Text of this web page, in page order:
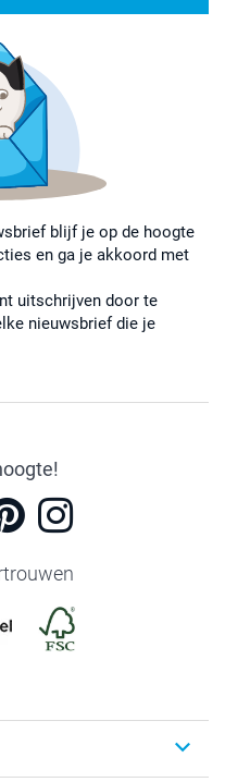
blijf je op de hoogte
en ga je akkoord met
uitschrijven door te
nieuwsbrief die je